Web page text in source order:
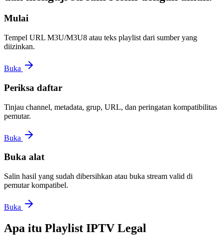
Mulai
Tempel URL M3U/M3U8 atau teks playlist dari sumber yang
diizinkan.
Buka
Periksa daftar
Tinjau channel, metadata, grup, URL, dan peringatan kompatibilitas
pemutar.
Buka
Buka alat
Salin hasil yang sudah dibersihkan atau buka stream valid di
pemutar kompatibel.
Buka
Apa itu Playlist IPTV Legal